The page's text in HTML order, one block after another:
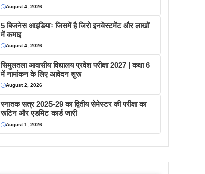
August 4, 2026
5 बिजनेस आइडियाः जिसमें है जिरो इनवेस्टमेंट और लाखों
में कमाइ
August 4, 2026
सिमुलतला आवासीय विद्यालय प्रवेश परीक्षा 2027 | कक्षा 6
में नामांकन के लिए आवेदन शुरू
August 2, 2026
स्नातक सत्र 2025-29 का द्वितीय सेमेस्टर की परीक्षा का
रूटिन और एडमिट कार्ड जारी
August 1, 2026